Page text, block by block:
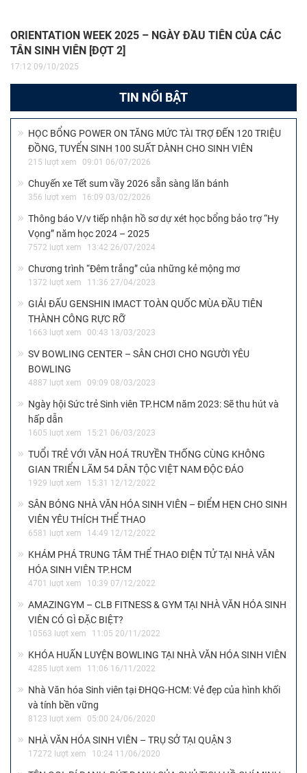
08:59 11/11/2025
NGÀY THỨ BẢY TÌNH NGUYỆN – ĐỢT 3 NĂM 2025
15:36 04/11/2025
Chương trình “SV ZONE” – Chủ đề: SERENA
14:34 07/11/2025
ORIENTATION WEEK 2025 – NGÀY ĐẦU TIÊN CỦA CÁC
TÂN SINH VIÊN [ĐỢT 2]
17:12 09/10/2025
TIN NỔI BẬT
HỌC BỔNG POWER ON TĂNG MỨC TÀI TRỢ ĐẾN 120 TRIỆU
215 lượt xem 09:01 06/07/2026
Chuyến xe Tết sum vầy 2026 sẵn sàng lăn bánh
356 lượt xem
Thông báo V/v tiếp nhận hồ sơ dự xét học bổng bảo trợ “Hy
Vọng” năm học 2024 – 2025
Chương trình “Đêm trắng” của những kẻ mộng mơ
1372 lượt xem 11:36 27/04/2023
GIẢI ĐẤU GENSHIN IMACT TOÀN QUỐC MÙA ĐẦU TIÊN
THÀNH CÔNG RỰC RỠ
1663 lượt xem 00:43 13/03/2023
SV BOWLING CENTER – SÂN CHƠI CHO NGƯỜI YÊU
BOWLING
4887 lượt xem 09:09 08/03/2023
Ngày hội Sức trẻ Sinh viên TP.HCM năm 2023: Sẽ thu hút và
hấp dẫn
TUỔI TRẺ VỚI VĂN HOÁ TRUYỀN THỐNG CÙNG KHÔNG
GIAN TRIỂN LÃM 54 DÂN TỘC VIỆT NAM ĐỘC ĐÁO
SÂN BÓNG NHÀ VĂN HÓA SINH VIÊN – ĐIỂM HẸN CHO SINH
VIÊN YÊU THÍCH THỂ THAO